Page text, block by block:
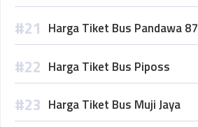
Harga Tiket Bus Pandawa 87
Harga Tiket Bus Piposs
Harga Tiket Bus Muji Jaya